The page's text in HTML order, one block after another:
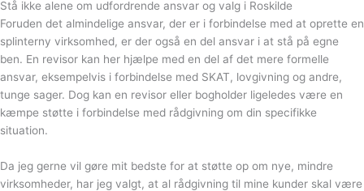
Stå ikke alene om udfordrende ansvar og valg i Roskilde
Foruden det almindelige ansvar, der er i forbindelse med at oprette en
splinterny virksomhed, er der også en del ansvar i at stå på egne
ben. En revisor kan her hjælpe med en del af det mere formelle
ansvar, eksempelvis i forbindelse med SKAT, lovgivning og andre,
tunge sager. Dog kan en revisor eller bogholder ligeledes være en
kæmpe støtte i forbindelse med rådgivning om din specifikke
situation.
Da jeg gerne vil gøre mit bedste for at støtte op om nye, mindre
virksomheder, har jeg valgt, at al rådgivning til mine kunder skal være